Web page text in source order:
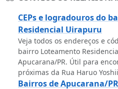
CEPs e logradouros do
Residencial Uirapuru
Veja todos os endereços e
bairro Loteamento
Apucarana/PR. Útil para
próximas da Rua Haruo
Bairros de Apucarana/PR